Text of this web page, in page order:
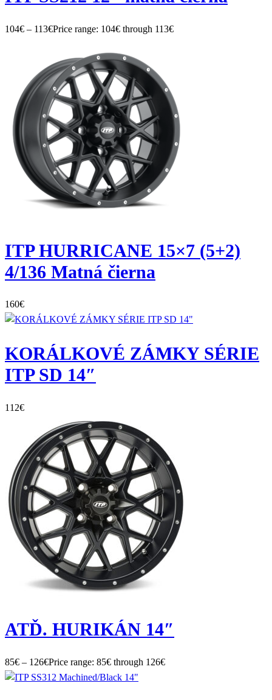
104€ – 113€Price range: 104€ through 113€
ITP HURRICANE 15×7 (5+2)
4/136 Matná čierna
160€
KORÁLKOVÉ ZÁMKY SÉRIE
ITP SD 14″
112€
ATĎ. HURIKÁN 14″
85€ – 126€Price range: 85€ through 126€